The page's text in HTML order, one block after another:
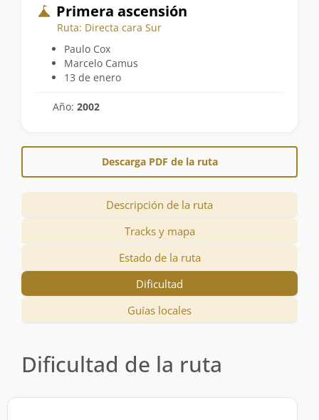
Primera ascensión
Ruta: Directa cara Sur
Paulo Cox
Marcelo Camus
13 de enero
Año: 2002
Descarga PDF de la ruta
Descripción de la ruta
Tracks y mapa
Estado de la ruta
Dificultad
Guías locales
Dificultad de la ruta